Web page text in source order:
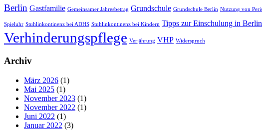
Berlin Gastfamilie Gemeinsamer Jahresbetrag Grundschule Grundschule Berlin Nutzung von
Spieluhr Stuhlinkontinenz bei ADHS Stuhlinkontinenz bei Kindern Tipps zur Einschulung in Berlin
Verhinderungspflege Verjährung VHP Widerspruch
Archiv
März 2026 (1)
Mai 2025 (1)
November 2023 (1)
November 2022 (1)
Juni 2022 (1)
Januar 2022 (3)